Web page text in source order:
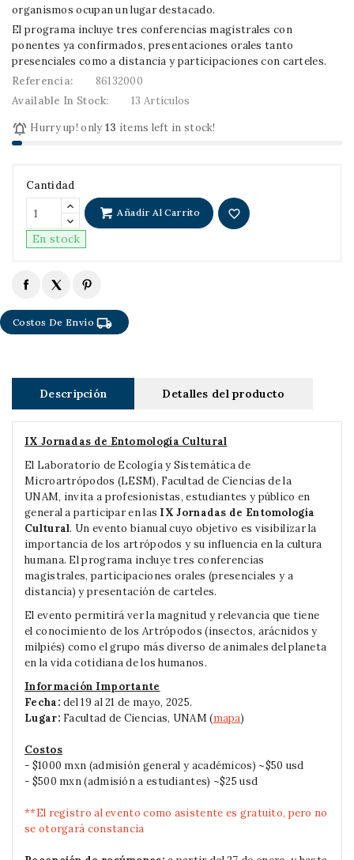
organismos ocupan un lugar destacado.
El programa incluye tres conferencias magistrales con
ponentes ya confirmados, presentaciones orales tanto
presenciales como a distancia y participaciones con carteles.
Referencia:
86132000
Available In Stock:
13 Artículos
 Hurry up! only 13 items left in stock!
Cantidad
Añadir Al Carrito favorite_border
En stock
Costos De Envíolocal_shipping
Descripción Detalles del producto
IX Jornadas de Entomología Cultural
El Laboratorio de Ecología y Sistemática de
Microartrópodos (LESM), Facultad de Ciencias de la
UNAM, invita a profesionistas, estudiantes y público en
general a participar en las IX Jornadas de Entomología
Cultural. Un evento bianual cuyo objetivo es visibilizar la
importancia de los artrópodos y su influencia en la cultura
humana. El programa incluye tres conferencias
magistrales, participaciones orales (presenciales y a
distancia) y presentación de carteles.
El evento permitirá ver la magnitud y relevancia que tiene
el conocimiento de los Artrópodos (insectos, arácnidos y
milpiés) como el grupo más diverso de animales del planeta
en la vida cotidiana de los humanos.
Información Importante
Fecha:del 19 al 21 de mayo, 2025.
Lugar: Facultad de Ciencias, UNAM (mapa)
Costos
- $1000 mxn (admisión general y académicos) ~$50 usd
- $500 mxn (admisión a estudiantes) ~$25 usd
**El registro al evento como asistente es gratuito, pero no
se otorgará constancia